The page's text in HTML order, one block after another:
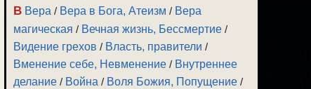
В Вера / Вера в Бога, Атеизм / Вера
магическая / Вечная жизнь, Бессмертие /
Видение грехов / Власть, правители /
Вменение себе, Невменение / Внутреннее
делание / Война / Воля Божия, Попущение /